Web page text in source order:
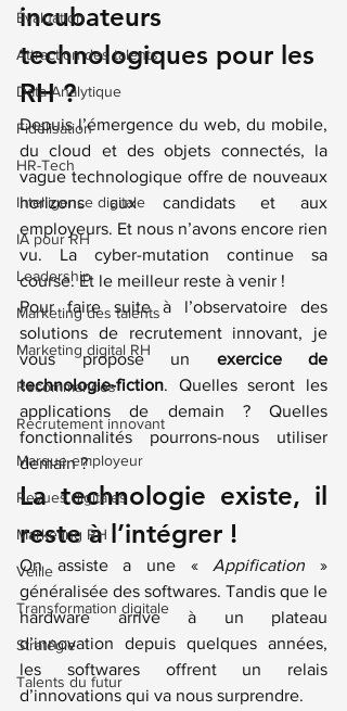
Évaluation
Attraction des talents
Data Analytique
Fidélisation
HR-Tech
Intelligence digitale
IA pour RH
Leadership
Marketing des talents
Marketing digital RH
Recommandés
Recrutement innovant
Marque employeur
Revues digitales
Marketing RH
Veille
Transformation digitale
Stratégie
Talents du futur
incubateurs
technologiques pour les
RH ?
Depuis l’émergence du web, du mobile,
du cloud et des objets connectés, la
vague technologique offre de nouveaux
horizons aux candidats et aux
employeurs. Et nous n’avons encore rien
vu. La cyber-mutation continue sa
course. Et le meilleur reste à venir !
Pour faire suite à l’observatoire des
solutions de recrutement innovant, je
vous propose un exercice de
technologie-fiction. Quelles seront les
applications de demain ? Quelles
fonctionnalités pourrons-nous utiliser
demain ?
La technologie existe, il
reste à l’intégrer !
On assiste a une « Appification »
généralisée des softwares. Tandis que le
hardware arrive à un plateau
d’innovation depuis quelques années,
les softwares offrent un relais
d’innovations qui va nous surprendre.